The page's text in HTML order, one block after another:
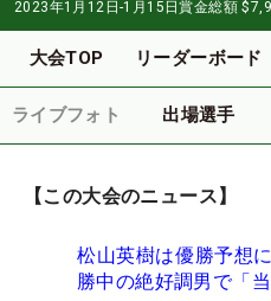
2023年1月12日-1月15日賞金総額
大会TOP リーダーボード
ライブフォト 出場選手
【この大会のニュース】
松山英樹は優勝予想
勝中の絶好調男で「